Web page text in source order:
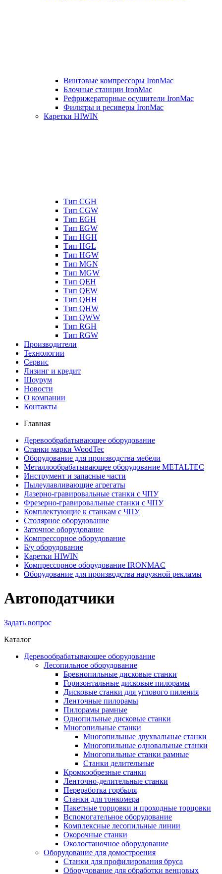
Винтовые компрессоры IronMac
Блочные станции IronMac
Рефрижераторные осушители IronMac
Фильтры и ресиверы IronMac
Каретки HIWIN
Тип CGH
Тип CGW
Тип EGH
Тип EGW
Тип HGH
Тип HGL
Тип HGW
Тип MGN
Тип MGW
Тип QEH
Тип QEW
Тип QHH
Тип QHW
Тип QWW
Тип RGH
Тип RGW
Производители
Технологии
Сервис
Лизинг и кредит
Шоурум
Новости
О компании
Контакты
Главная
Деревообрабатывающее оборудование
Станки марки WoodTec
Оборудование для производства мебели
Металлообрабатывающее оборудование METALTEC
Инструмент и запасные части
Пылеулавливающие агрегаты
Лазерно-гравировальные станки с ЧПУ
Фрезерно-гравировальные станки с ЧПУ
Комплектующие к станкам с ЧПУ
Столярное оборудование
Заточное оборудование
Компрессорное оборудование
Б/у оборудование
Каретки HIWIN
Компрессорное оборудование IRONMAC
Оборудование для производства наружной рекламы
Автоподатчики
Задать вопрос
Каталог
Деревообрабатывающее оборудование
Лесопильное оборудование
Бревнопильные дисковые станки
Горизонтальные дисковые пилорамы
Дисковые станки для углового пиления
Ленточные пилорамы
Пилорамы рамные
Однопильные дисковые станки
Многопильные станки
Многопильные двухвальные станки
Многопильные одновальные станки
Многопильные станки рамные
Станки делительные
Кромкообрезные станки
Ленточно-делительные станки
Переработка горбыля
Станки для тонкомера
Пакетные торцовки и проходные торцовки
Вспомогательное оборудование
Комплексные лесопильные линии
Окорочные станки
Околостаночное оборудование
Оборудование для домостроения
Станки для профилирования бруса
Оборудование для обработки венцовых